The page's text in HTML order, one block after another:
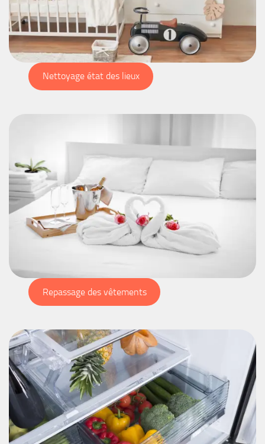
Nettoyage état des lieux
Repassage des vêtements